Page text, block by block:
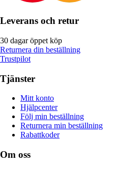
Leverans och retur
30 dagar öppet köp
Returnera din beställning
Trustpilot
Tjänster
Mitt konto
Hjälpcenter
Följ min beställning
Returnera min beställning
Rabattkoder
Om oss